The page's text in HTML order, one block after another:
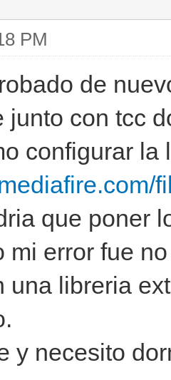
PM
de
junto con tcc
configurar la
que poner
mi error fue
una libreria
y necesito